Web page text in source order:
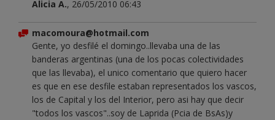
Alicia A., 26/05/2010 06:43
macomoura@hotmail.com
Gente, yo desfilé el domingo..llevaba una de las
banderas argentinas (una de los pocas colectividades
que las llevaba), el unico comentario que quiero hacer
es que en ese desfile estaban representados los vascos,
los de Capital y los del Interior, pero asi hay que decir
"todos los vascos"..soy de Laprida (Pcia de BsAs)y